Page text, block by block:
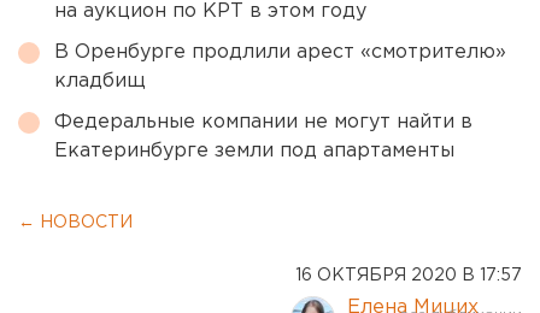
на аукцион по КРТ в этом году
В Оренбурге продлили арест «смотрителю»
кладбищ
Федеральные компании не могут найти в
Екатеринбурге земли под апартаменты
← НОВОСТИ
16 ОКТЯБРЯ 2020 В 17:57
Елена Мицих